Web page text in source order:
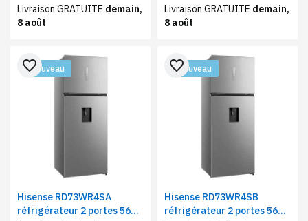
Livraison GRATUITE demain,
8 août
Livraison GRATUITE demain,
8 août
Nouveau
Hisense RD73WR4SA
réfrigérateur 2 portes 565
favorite_border Nouveau
Hisense RD73WR4SB
réfrigérateur 2 portes 565
favorite_border